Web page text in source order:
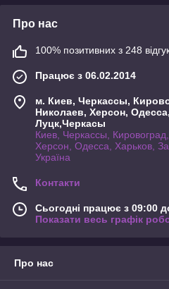
Про нас
100% позитивних з 248
Працює з 06.02.2014
м. Киев, Черкассы,
Николаев, Херсон,
Луцк,Черкасы
Киев, Черкассы,
Херсон, Одесса, Харьков,
Україна
Контакти
Сьогодні працює з 09:00
Показати весь графік
Про нас